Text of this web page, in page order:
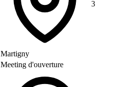
Martigny
3
Meeting d'ouverture